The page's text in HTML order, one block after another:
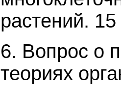
растений. 15
6. Вопрос о
теориях